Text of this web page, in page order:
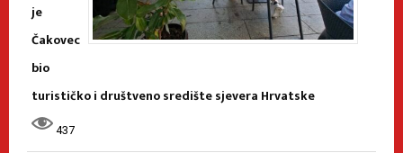
je
Čakovec
bio
turističko i društveno središte sjevera Hrvatske
437